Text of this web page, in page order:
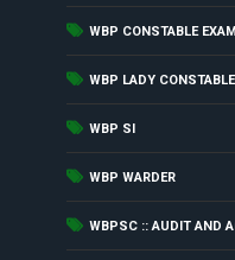
WBP CONSTABLE EXAM
WBP LADY
WBP SI
WBP WARDER
WBPSC :: AUDIT AND